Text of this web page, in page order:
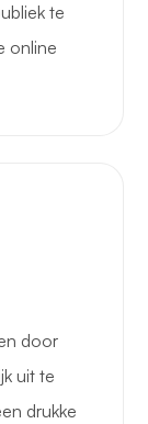
te
online
door
uit te
drukke